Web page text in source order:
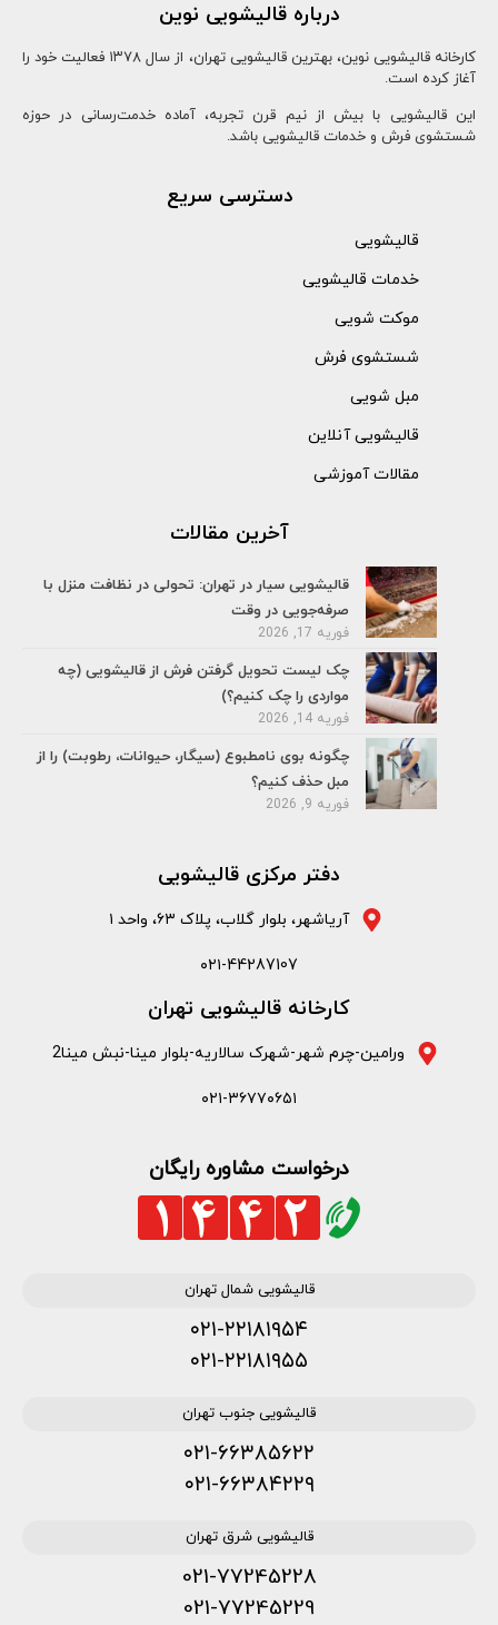
درباره قالیشویی نوین
کارخانه قالیشویی نوین، بهترین قالیشویی تهران، از سال ۱۳78 فعالیت خود را
آغاز کرده است.
این قالیشویی با بیش از نیم قرن تجربه، آماده خدمت‌رسانی در حوزه
شستشوی فرش و خدمات قالیشویی باشد.
دسترسی سریع
قالیشویی
خدمات قالیشویی
موکت شویی
شستشوی فرش
مبل شویی
قالیشویی آنلاین
مقالات آموزشی
آخرین مقالات
قالیشویی سیار در تهران: تحولی در نظافت منزل با
صرفه‌جویی در وقت
فوریه 17, 2026
چک لیست تحویل گرفتن فرش از قالیشویی (چه
مواردی را چک کنیم؟)
فوریه 14, 2026
چگونه بوی نامطبوع (سیگار، حیوانات، رطوبت) را از
مبل حذف کنیم؟
فوریه 9, 2026
دفتر مرکزی قالیشویی
آریاشهر، بلوار گلاب، پلاک ۶۳، واحد ۱
۰۲۱-44287107
کارخانه قالیشویی تهران
ورامین-چرم شهر-شهرک سالاریه-بلوار مینا-نبش مینا2
۰۲۱-۳۶۷۷۰۶۵۱
درخواست مشاوره رایگان
قالیشویی شمال تهران
۰۲۱-۲۲۱۸۱۹۵۴
۰۲۱-۲۲۱۸۱۹۵۵
قالیشویی جنوب تهران
۰۲۱-۶۶۳۸۵۶۲۲
۰۲۱-۶۶۳۸۴۲۲۹
قالیشویی شرق تهران
021-77245228
021-77245229